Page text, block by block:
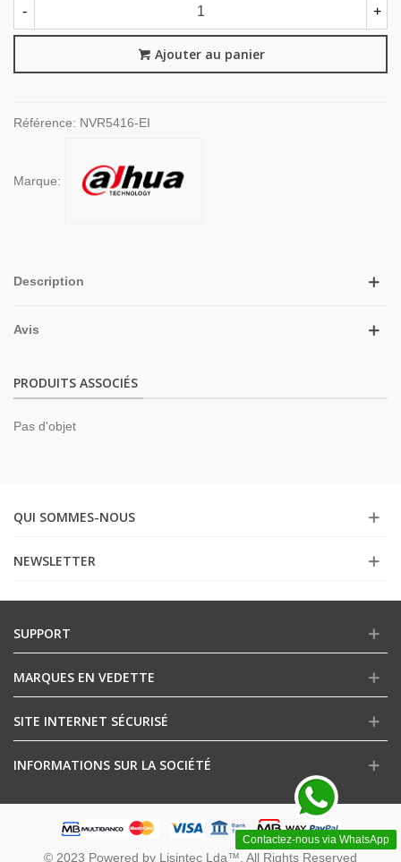
- +
Ajouter au panier
Référence: NVR5416-EI
Marque:
Description
Avis
PRODUITS ASSOCIÉS
Pas d'objet
QUI SOMMES-NOUS
NEWSLETTER
Contactez-nous via WhatsApp
SUPPORT
MARQUES EN VEDETTE
SITE INTERNET SÉCURISÉ
INFORMATIONS SUR LA SOCIÉTÉ
© 2023 Powered by Lisintec Lda™. All Rights Reserved